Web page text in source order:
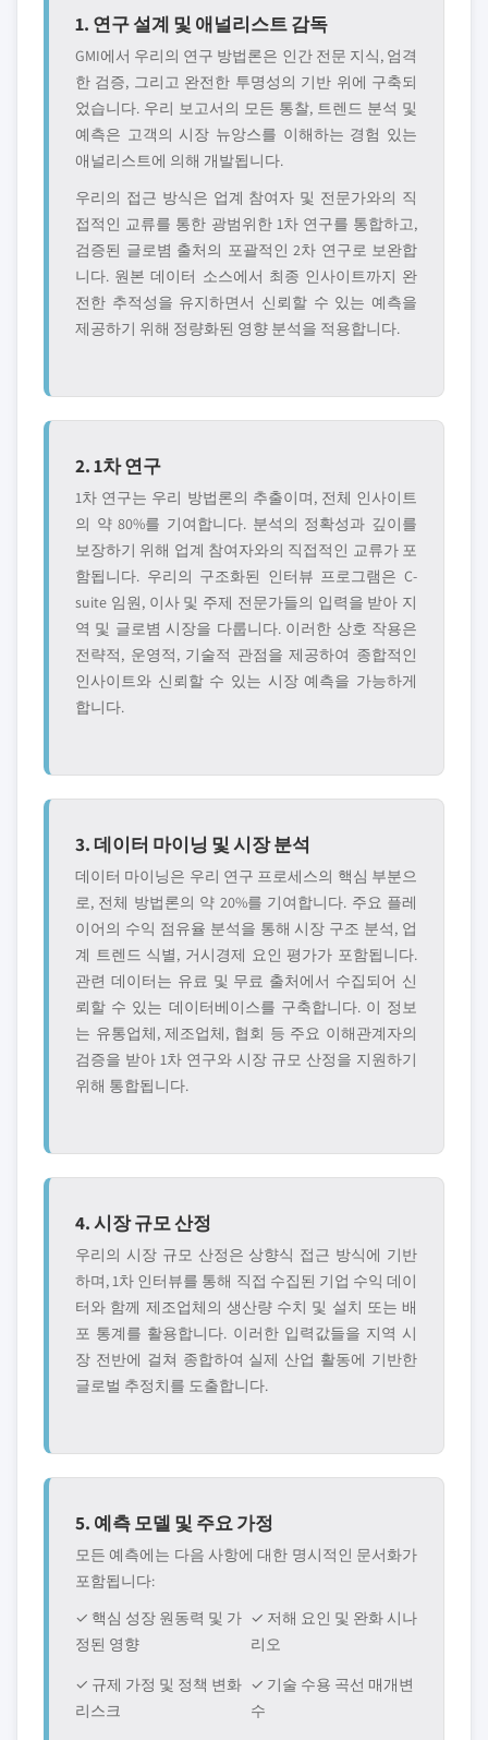
1. 연구 설계 및 애널리스트 감독
GMI에서 우리의 연구 방법론은 인간 전문 지식, 엄격
한 검증, 그리고 완전한 투명성의 기반 위에 구축되
었습니다. 우리 보고서의 모든 통찰, 트렌드 분석 및
예측은 고객의 시장 뉴앙스를 이해하는 경험 있는
애널리스트에 의해 개발됩니다.
우리의 접근 방식은 업계 참여자 및 전문가와의 직
접적인 교류를 통한 광범위한 1차 연구를 통합하고,
검증된 글로볌 출처의 포괄적인 2차 연구로 보완합
니다. 원본 데이터 소스에서 최종 인사이트까지 완
전한 추적성을 유지하면서 신뢰할 수 있는 예측을
제공하기 위해 정량화된 영향 분석을 적용합니다.
2. 1차 연구
1차 연구는 우리 방법론의 추출이며, 전체 인사이트
의 약 80%를 기여합니다. 분석의 정확성과 깊이를
보장하기 위해 업계 참여자와의 직접적인 교류가 포
함됩니다. 우리의 구조화된 인터뷰 프로그램은 C-
suite 임원, 이사 및 주제 전문가들의 입력을 받아 지
역 및 글로볌 시장을 다룹니다. 이러한 상호 작용은
전략적, 운영적, 기술적 관점을 제공하여 종합적인
인사이트와 신뢰할 수 있는 시장 예측을 가능하게
합니다.
3. 데이터 마이닝 및 시장 분석
데이터 마이닝은 우리 연구 프로세스의 핵심 부분으
로, 전체 방법론의 약 20%를 기여합니다. 주요 플레
이어의 수익 점유율 분석을 통해 시장 구조 분석, 업
계 트렌드 식별, 거시경제 요인 평가가 포함됩니다.
관련 데이터는 유료 및 무료 출처에서 수집되어 신
뢰할 수 있는 데이터베이스를 구축합니다. 이 정보
는 유통업체, 제조업체, 협회 등 주요 이해관계자의
검증을 받아 1차 연구와 시장 규모 산정을 지원하기
위해 통합됩니다.
4. 시장 규모 산정
우리의 시장 규모 산정은 상향식 접근 방식에 기반
하며, 1차 인터뷰를 통해 직접 수집된 기업 수익 데이
터와 함께 제조업체의 생산량 수치 및 설치 또는 배
포 통계를 활용합니다. 이러한 입력값들을 지역 시
장 전반에 걸쳐 종합하여 실제 산업 활동에 기반한
글로벌 추정치를 도출합니다.
5. 예측 모델 및 주요 가정
모든 예측에는 다음 사항에 대한 명시적인 문서화가
포함됩니다:
✓ 핵심 성장 원동력 및 가
정된 영향
✓ 저해 요인 및 완화 시나
리오
✓ 규제 가정 및 정책 변화
리스크
✓ 기술 수용 곡선 매개변
수